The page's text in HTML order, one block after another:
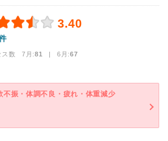
3.40
ス数 7月:81 | 6月:67
不振・体調不良・疲れ・体重減少